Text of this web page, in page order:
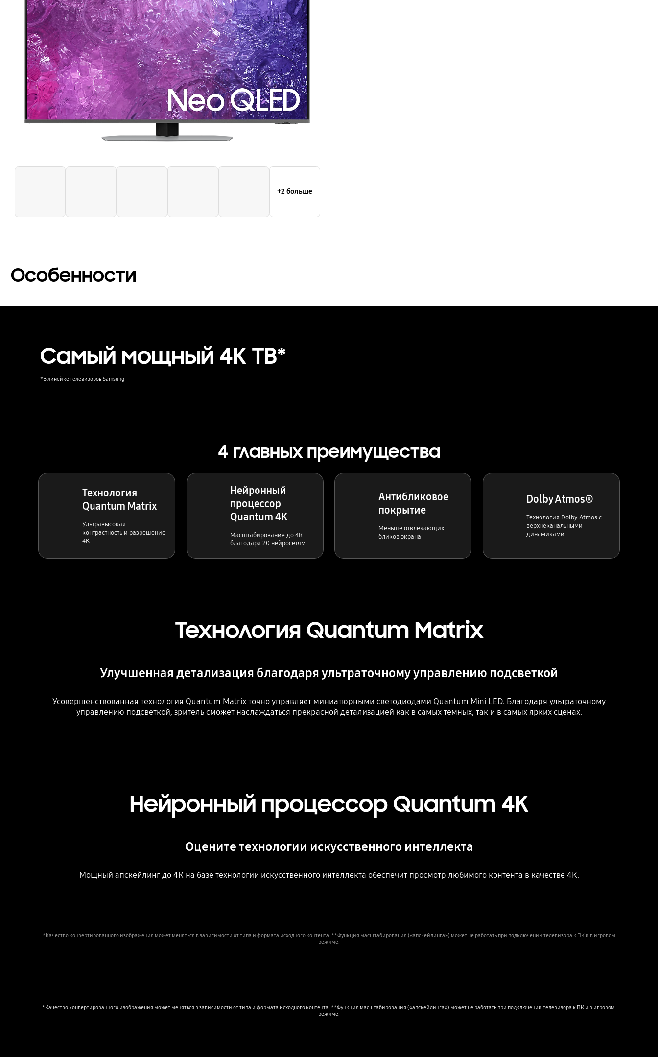
+2 больше
Особенности
Самый мощный 4К ТВ*
*В линейке телевизоров Samsung
4 главных преимущества
Технология
Quantum Matrix
Ультравысокая
контрастность и разрешение
4K
Нейронный
процессор
Quantum 4K
Масштабирование до 4К
благодаря 20 нейросетям
Антибликовое
покрытие
Меньше отвлекающих
бликов экрана
Dolby Atmos®
Технология Dolby Atmos с
верхнеканальными
динамиками
Технология Quantum Matrix
Улучшенная детализация благодаря ультраточному управлению подсветкой
Усовершенствованная технология Quantum Matrix точно управляет миниатюрными светодиодами Quantum Mini LED. Благодаря ультраточному
управлению подсветкой, зритель сможет наслаждаться прекрасной детализацией как в самых темных, так и в самых ярких сценах.
Нейронный процессор Quantum 4K
Оцените технологии искусственного интеллекта
Мощный апскейлинг до 4К на базе технологии искусственного интеллекта обеспечит просмотр любимого контента в качестве 4К.
*Качество конвертированного изображения может меняться в зависимости от типа и формата исходного контента. **Функция масштабирования («апскейлинга») может не работать при подключении телевизора к ПК и в игровом
режиме.
*Качество конвертированного изображения может меняться в зависимости от типа и формата исходного контента. **Функция масштабирования («апскейлинга») может не работать при подключении телевизора к ПК и в игровом
режиме.